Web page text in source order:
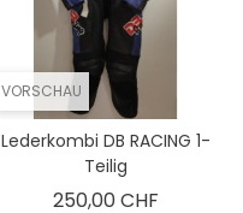
VORSCHAU
Lederkombi DB RACING 1-
Teilig
250,00 CHFPreis